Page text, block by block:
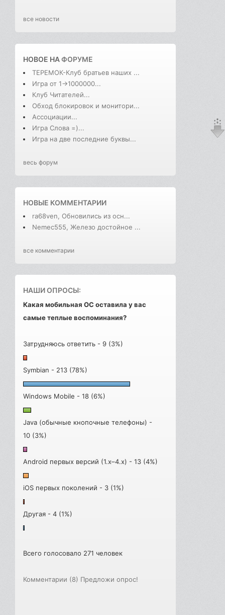
все новости
НОВОЕ НАФОРУМЕ
ТЕРЕМОК-Клуб братьев наших ...
Игра от 1->1000000...
Клуб Читателей...
Обход блокировок и монитори...
Ассоциации...
Игра Слова =)...
Игра на две последние буквы...
весь форум
НОВЫЕ КОММЕНТАРИИ
ra68ven, Обновились из осн...
Nemec555, Железо достойное ...
все комментарии
НАШИ ОПРОСЫ:
Какая мобильная ОС оставила у вас
самые теплые воспоминания?
Затрудняюсь ответить - 9 (3%)
Symbian - 213 (78%)
Windows Mobile - 18 (6%)
Java (обычные кнопочные телефоны) -
10 (3%)
Android первых версий (1.x–4.x) - 13 (4%)
iOS первых поколений - 3 (1%)
Другая - 4 (1%)
Всего голосовало 271 человек
Комментарии (8) Предложи опрос!